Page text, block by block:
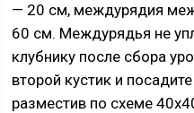
— 20 см, междурядия
60 см. Междурядья не
клубнику после сбора
второй кустик и
разместив по схеме